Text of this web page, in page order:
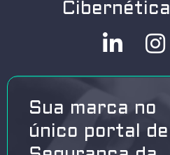
Cibernética
Sua marca no
único portal de